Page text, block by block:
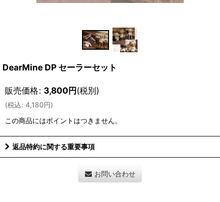
DearMine DP セーラーセット
販売価格: 3,800円(税別)
(税込: 4,180円)
この商品にはポイントはつきません。
返品特約に関する重要事項
お問い合わせ